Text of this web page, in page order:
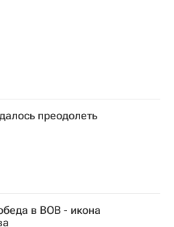
преодолеть
в ВОВ - икона